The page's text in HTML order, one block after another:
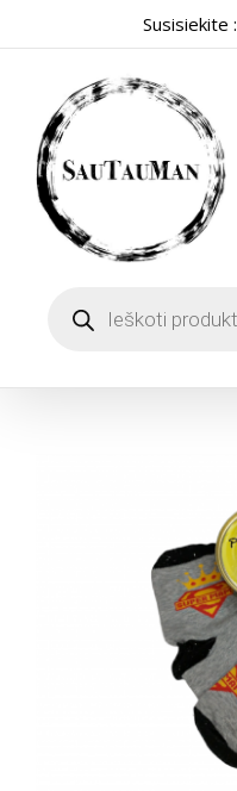
to
Susisiekite :
search